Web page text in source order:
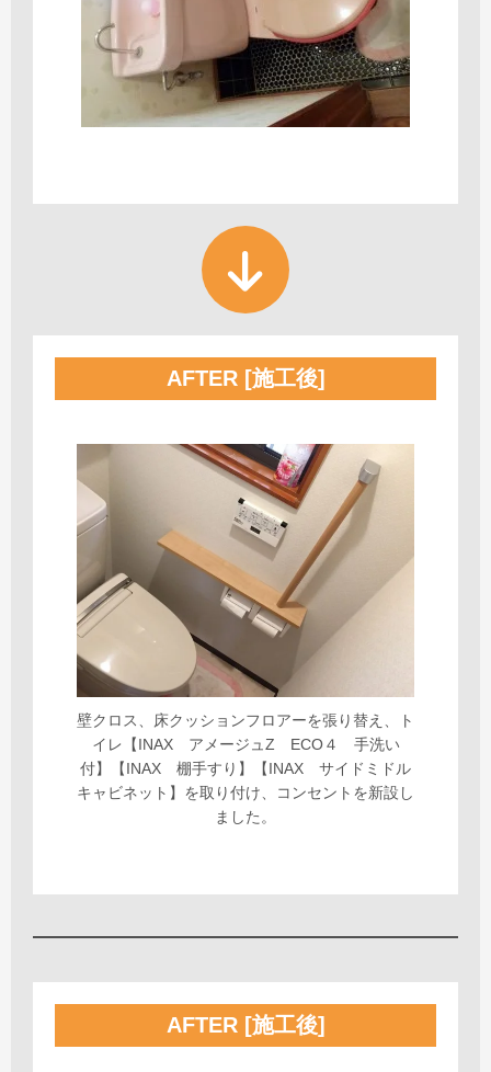
AFTER [施工後]
壁クロス、床クッションフロアーを張り替え、ト
イレ【INAX アメージュZ ECO４ 手洗い
付】【INAX 棚手すり】【INAX サイドミドル
キャビネット】を取り付け、コンセントを新設し
ました。
AFTER [施工後]